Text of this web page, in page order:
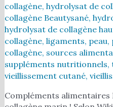
collagène, hydrolysat de
collagène Beautysané,
hydrolysat de collagène
collagène, ligaments, peau,
collagène, sources
suppléments nutritionnels,
vieillissement cutané,
Compléments alimentaires